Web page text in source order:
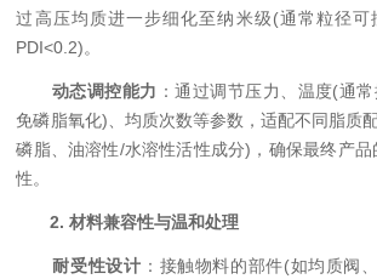
过高压均质进一步细化至纳米级(通常粒径可
PDI<0.2)。
​动态调控能力​ ：通过调节压力、温度(通
免磷脂氧化)、均质次数等参数，适配不同脂质
磷脂、油溶性/水溶性活性成分)，确保最终产
性。
​​2. 材料兼容性与温和处理​
​耐受性设计​ ：接触物料的部件(如均质阀